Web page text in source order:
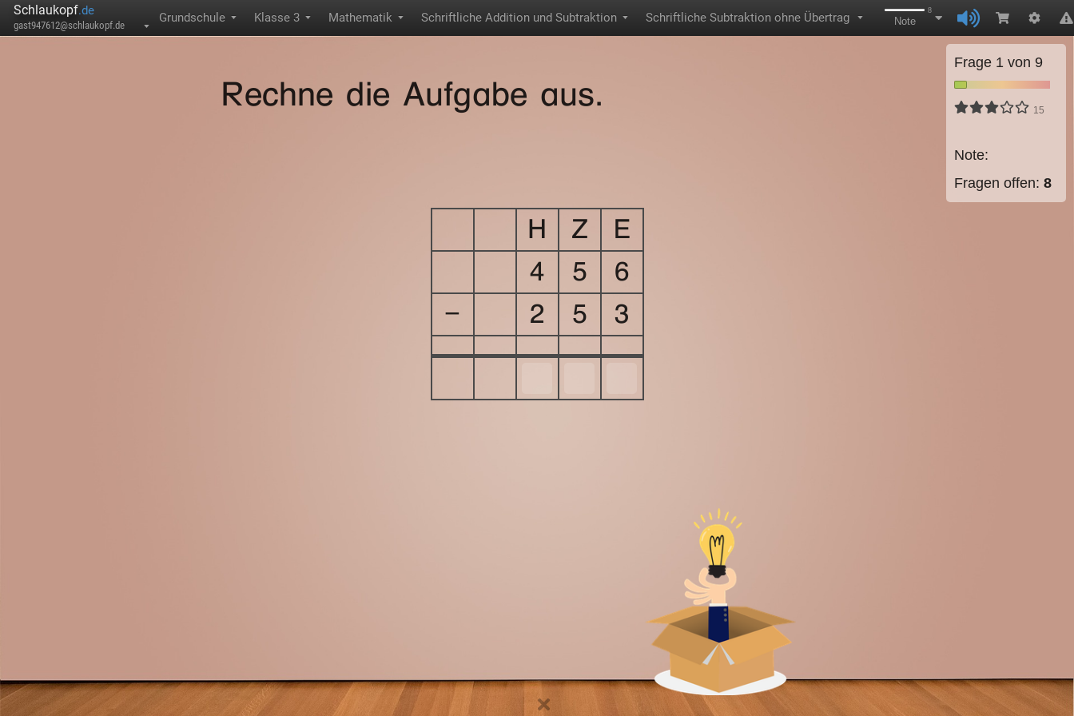
Schlaukopf.de
gast947612@schlaukopf.de ▼
Grundschule ▼ Klasse 3 ▼ Mathematik ▼ Schriftliche Addition und Subtraktion ▼ Schriftliche Subtraktion ohne Übertrag ▼
8
Note
Rechne die Aufgabe aus.
H Z
E
4
5
6
−
2 5 3
Frage 1 von 9
15
Note:
Fragen offen: 8